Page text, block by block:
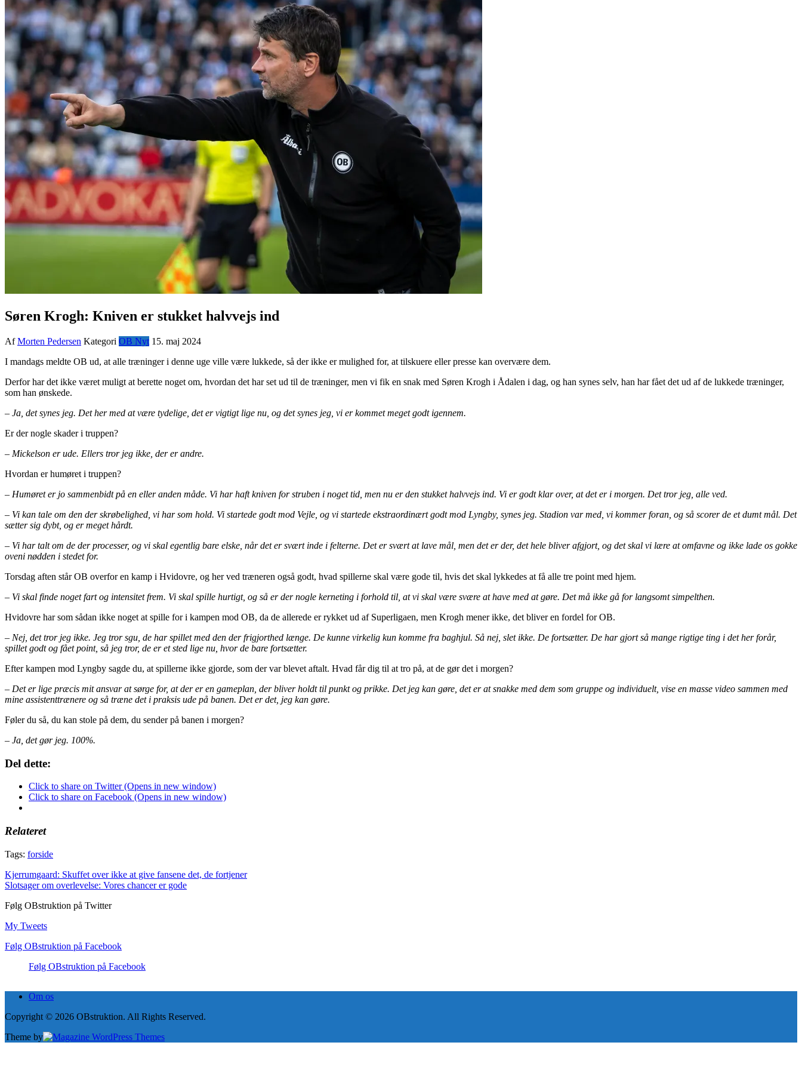
Søren Krogh: Kniven er stukket halvvejs ind
AfMorten Pedersen Kategori OB Nyt 15. maj 2024
I mandags meldte OB ud, at alle træninger i denne uge ville være lukkede, så der ikke er mulighed for, at tilskuere eller presse kan overvære dem.
Derfor har det ikke været muligt at berette noget om, hvordan det har set ud til de træninger, men vi fik en snak med Søren Krogh i Ådalen i dag, og han synes selv, han har fået det ud af de lukkede træninger,
som han ønskede.
– Ja, det synes jeg. Det her med at være tydelige, det er vigtigt lige nu, og det synes jeg, vi er kommet meget godt igennem.
Er der nogle skader i truppen?
– Mickelson er ude. Ellers tror jeg ikke, der er andre.
Hvordan er humøret i truppen?
– Humøret er jo sammenbidt på en eller anden måde. Vi har haft kniven for struben i noget tid, men nu er den stukket halvvejs ind. Vi er godt klar over, at det er i morgen. Det tror jeg, alle ved.
– Vi kan tale om den der skrøbelighed, vi har som hold. Vi startede godt mod Vejle, og vi startede ekstraordinært godt mod Lyngby, synes jeg. Stadion var med, vi kommer foran, og så scorer de et dumt mål. Det
sætter sig dybt, og er meget hårdt.
– Vi har talt om de der processer, og vi skal egentlig bare elske, når det er svært inde i felterne. Det er svært at lave mål, men det er der, det hele bliver afgjort, og det skal vi lære at omfavne og ikke lade os gokke
oveni nødden i stedet for.
Torsdag aften står OB overfor en kamp i Hvidovre, og her ved træneren også godt, hvad spillerne skal være gode til, hvis det skal lykkedes at få alle tre point med hjem.
– Vi skal finde noget fart og intensitet frem. Vi skal spille hurtigt, og så er der nogle kerneting i forhold til, at vi skal være svære at have med at gøre. Det må ikke gå for langsomt simpelthen.
Hvidovre har som sådan ikke noget at spille for i kampen mod OB, da de allerede er rykket ud af Superligaen, men Krogh mener ikke, det bliver en fordel for OB.
– Nej, det tror jeg ikke. Jeg tror sgu, de har spillet med den der frigjorthed længe. De kunne virkelig kun komme fra baghjul. Så nej, slet ikke. De fortsætter. De har gjort så mange rigtige ting i det her forår,
spillet godt og fået point, så jeg tror, de er et sted lige nu, hvor de bare fortsætter.
Efter kampen mod Lyngby sagde du, at spillerne ikke gjorde, som der var blevet aftalt. Hvad får dig til at tro på, at de gør det i morgen?
– Det er lige præcis mit ansvar at sørge for, at der er en gameplan, der bliver holdt til punkt og prikke. Det jeg kan gøre, det er at snakke med dem som gruppe og individuelt, vise en masse video sammen med
mine assistenttrænere og så træne det i praksis ude på banen. Det er det, jeg kan gøre.
Føler du så, du kan stole på dem, du sender på banen i morgen?
– Ja, det gør jeg. 100%.
Del dette:
Click to share on Twitter (Opens in new window)
Click to share on Facebook (Opens in new window)
Relateret
Tags: forside
Indlægsnavigation
Kjerrumgaard: Skuffet over ikke at give fansene det, de fortjener
Slotsager om overlevelse: Vores chancer er gode
Følg OBstruktion på Twitter
My Tweets
Følg OBstruktion på Facebook
Følg OBstruktion på Facebook
Om os
Copyright © 2026 OBstruktion. All Rights Reserved.
Theme by